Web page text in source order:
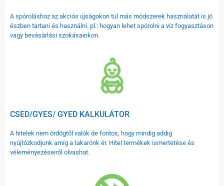
A spóroláshoz az akciós újságokon túl más módszerek használatát is jó
észben tartani és használni. pl.: hogyan lehet spórolni a víz fogyasztáson
vagy bevásárlási szokásainkon.
CSED/GYES/ GYED KALKULÁTOR
A hitelek nem ördögtől valók de fontos, hogy mindig addig
nyújtózkodjunk amíg a takarónk ér. Hitel termékek ismertetése és
véleményezéseiről olvashat.